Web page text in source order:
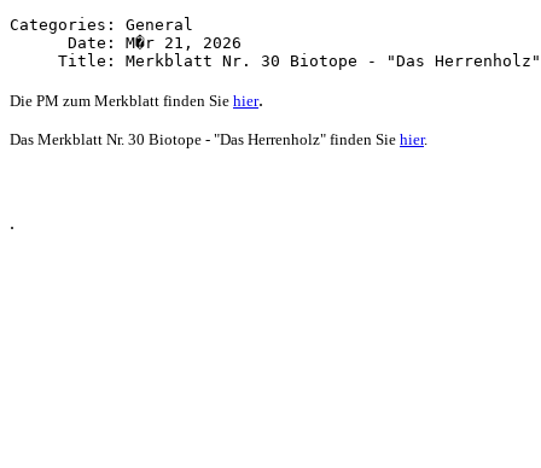
Categories: General
      Date: M�r 21, 2026
Die PM zum Merkblatt finden Sie hier.
Das Merkblatt Nr. 30 Biotope - "Das Herrenholz" finden Sie hier.
.